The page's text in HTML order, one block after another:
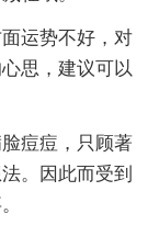
运势不好，对
思，建议可以
痘痘，只顾著
。因此而受到